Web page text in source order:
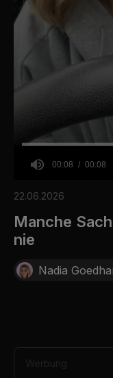
o
8
s
e
n
00:08 00:08
22.06.2026
Manche
nie
Nadia
Werbung